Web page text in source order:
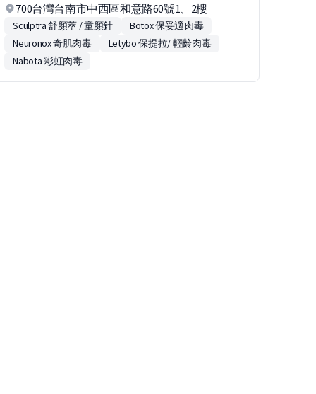
700台灣台南市中西區和意路60號1、2樓
Sculptra 舒顏萃 / 童顏針
Botox 保妥適肉毒
Neuronox 奇肌肉毒
Letybo 保提拉/ 輕齡肉毒
Nabota 彩虹肉毒